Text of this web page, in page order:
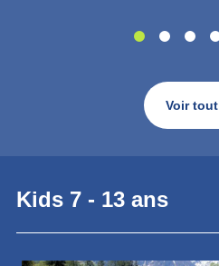
Voir tout
Kids 7 - 13 ans